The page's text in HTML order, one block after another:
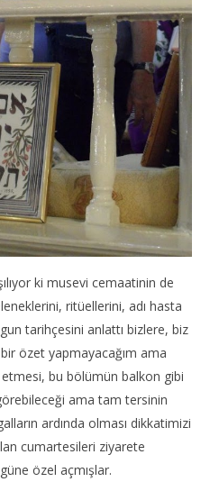
ki musevi cemaatinin de
ritüellerini, adı hasta
tarihçesini anlattı bizlere, biz
özet yapmayacağım ama
etmesi, bu bölümün balkon gibi
ama tam tersinin
ardında olması dikkatimizi
cumartesileri ziyarete
özel açmışlar.